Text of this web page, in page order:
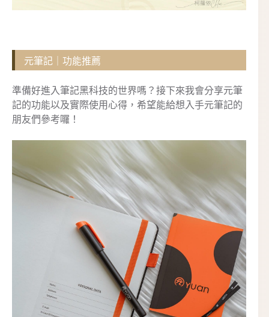
元筆記｜功能推薦
準備好進入筆記黑科技的世界嗎？接下來我會分享元筆
記的功能以及實際使用心得，希望能給想入手元筆記的
朋友們參考囉！